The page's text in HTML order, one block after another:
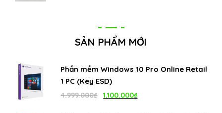
SẢN PHẨM MỚI
Phần mềm Windows 10 Pro Online Retail
1 PC (Key ESD)
4.999.000₫
Giá
1.100.000₫